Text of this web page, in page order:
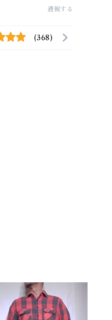
通報する
(368)